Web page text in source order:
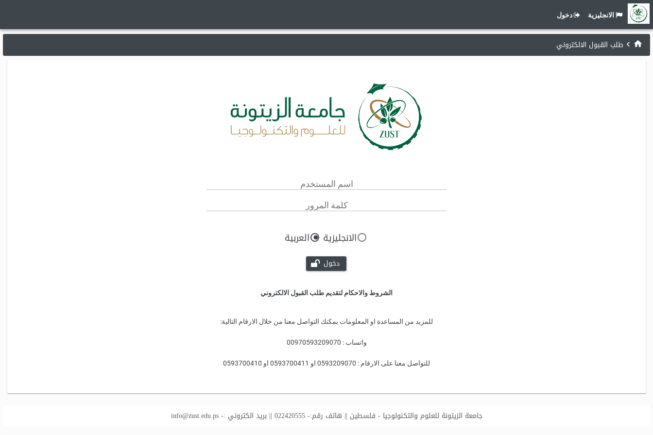
الانجليزية دخول
طلب القبول الالكتروني
الانجليزية العربية
دخول
الشروط والاحكام لتقديم طلب القبول الالكتروني
للمزيد من المساعدة او المعلومات يمكنك التواصل معنا من خلال الارقام التالية:
واتساب : 00970593209070
للتواصل معنا على الارقام : 0593209070 او 0593700411 او 0593700410
جامعة الزيتونة للعلوم والتكنولوجيا - فلسطين || هاتف رقم:- 022420555 || بريد الكتروني :- info@zust.edu.ps